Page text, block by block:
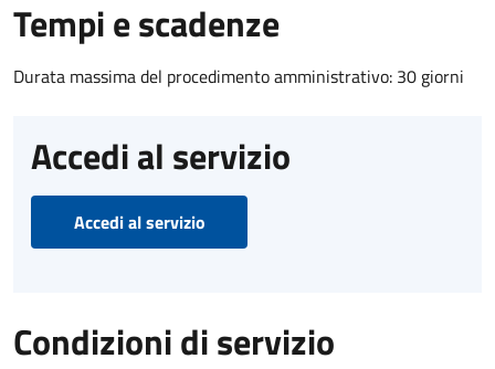
Tempi e scadenze
Durata massima del procedimento amministrativo: 30 giorni
Accedi al servizio
Accedi al servizio
Condizioni di servizio